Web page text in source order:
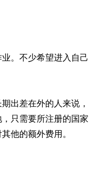
。不少希望进入自己
出差在外的人来说，
只需要所注册的国家
他的额外费用。